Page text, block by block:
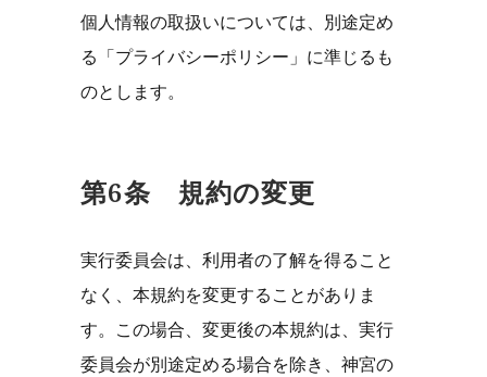
個人情報の取扱いについては、別途定め
る「プライバシーポリシー」に準じるも
のとします。
第6条 規約の変更
実行委員会は、利用者の了解を得ること
なく、本規約を変更することがありま
す。この場合、変更後の本規約は、実行
委員会が別途定める場合を除き、神宮の